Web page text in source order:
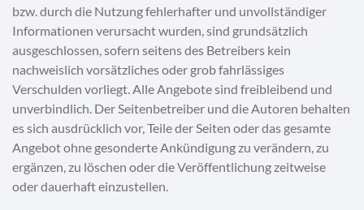
bzw. durch die Nutzung fehlerhafter und unvollständiger
Informationen verursacht wurden, sind grundsätzlich
ausgeschlossen, sofern seitens des Betreibers kein
nachweislich vorsätzliches oder grob fahrlässiges
Verschulden vorliegt. Alle Angebote sind freibleibend und
unverbindlich. Der Seitenbetreiber und die Autoren behalten
es sich ausdrücklich vor, Teile der Seiten oder das gesamte
Angebot ohne gesonderte Ankündigung zu verändern, zu
ergänzen, zu löschen oder die Veröffentlichung zeitweise
oder dauerhaft einzustellen.